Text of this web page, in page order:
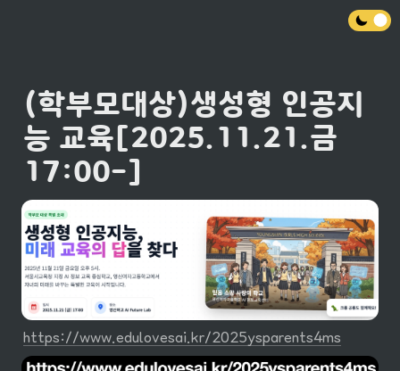
(학부모대상)생성형 인공지
능 교육[2025.11.21.금
17:00-]
https://www.edulovesai.kr/2025ysparents4ms